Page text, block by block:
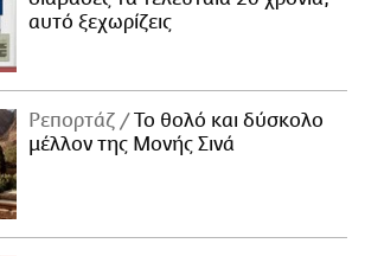
αυτό ξεχωρίζεις
Ρεπορτάζ
Το θολό και δύσκολο
μέλλον της Μονής Σινά